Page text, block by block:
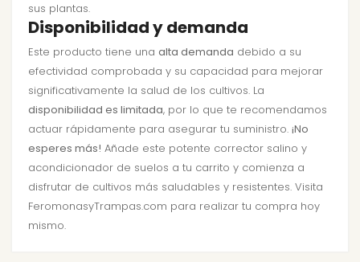
sus plantas.
Disponibilidad y demanda
Este producto tiene una alta demanda debido a su
efectividad comprobada y su capacidad para mejorar
significativamente la salud de los cultivos. La
disponibilidad es limitada, por lo que te recomendamos
actuar rápidamente para asegurar tu suministro. ¡No
esperes más! Añade este potente corrector salino y
acondicionador de suelos a tu carrito y comienza a
disfrutar de cultivos más saludables y resistentes. Visita
FeromonasyTrampas.com para realizar tu compra hoy
mismo.